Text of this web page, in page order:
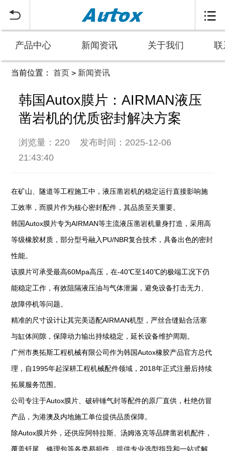
 
产品中心 新闻资讯 关于我们 联
当前位置：首页 > 新闻资讯
韩国Autox膜片：AIRMAN液压
凿岩机的优质密封解决方案
浏览量：220
发布时间：2025-12-06
21:43:40
在矿山、隧道等工程施工中，液压凿岩机的稳定运行直接影响施
工效率，而膜片作为核心密封配件，其品质至关重要。
韩国Autox膜片专为AIRMAN等主流液压凿岩机量身打造，采用高
等级橡胶材质，部分型号融入PU/NBR复合技术，具备出色的密封
性能。
该膜片可承受最高60Mpa高压，在-40℃至140℃的极端工况下仍
能稳定工作，有效阻隔液压油与气体泄漏，避免设备打击无力、
故障停机等问题。
精准的尺寸设计让其完美适配AIRMAN机型，严丝合缝贴合活塞
与缸体间隙，保障动力输出持续稳定，延长设备维护周期。
广州市奥拓斯工程机械有限公司作为韩国Autox橡胶产品官方总代
理，自1995年起深耕工程机械配件领域，2018年正式注册后持续
拓展服务范围。
公司专注于Autox膜片、破碎锤气封等配件的原厂直供，杜绝仿冒
产品，为港澳及内地施工单位提供品质保障。
除Autox膜片外，还供应阿特拉斯、汤姆洛克等品牌凿岩机配件，
覆盖钎尾、修理包等各类易损件，提供专业选型指导和一站式解